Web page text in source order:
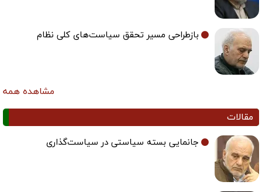
بازطراحی مسیر تحقق سیاست‌های کلی نظام
مشاهده همه
مقالات
جانمایی بسته سیاستی در سیاست‌گذاری